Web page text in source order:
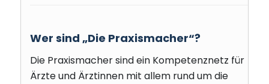
Wer sind „Die Praxismacher“?
Die Praxismacher sind ein Kompetenznetz für
Ärzte und Ärztinnen mit allem rund um die